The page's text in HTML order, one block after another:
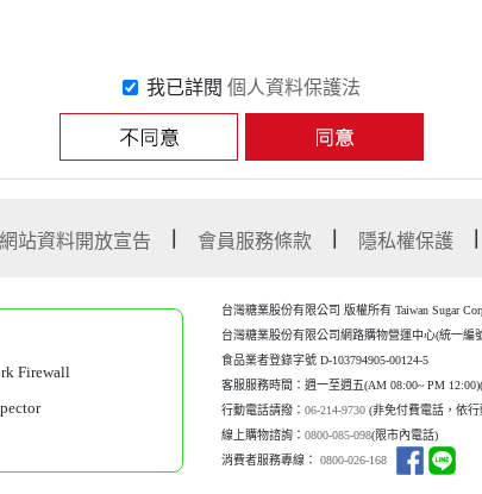
我已詳閱 個人資料保護法
站資料開放宣告 會員服務條款 隱私權保護
台灣糖業股份有限公司 版權所有 Taiwan Sugar
台灣糖業股份有限公司網路購物營運中心(統一編
食品業者登錄字號 D-103794905-00124-5
客服服務時間：週一至週五(AM 08:00~ PM
行動電話請撥： 06-214-9730(非免付費電話，依行
線上購物諮詢： 0800-085-098(限市內電話)
消費者服務專線： 0800-026-168
Firewall